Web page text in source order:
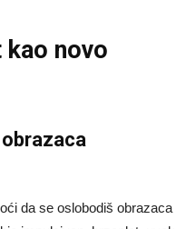
novo
da se oslobodiš obrazaca